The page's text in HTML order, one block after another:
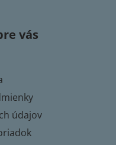
vás
údajov